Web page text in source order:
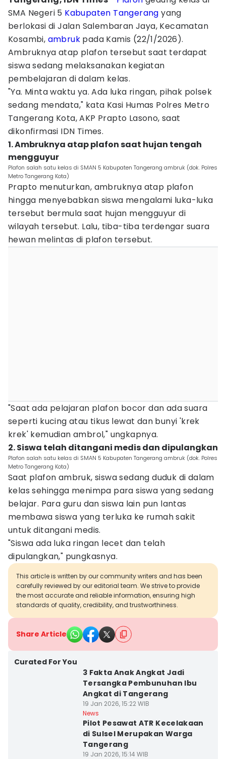
SMA Negeri 5 Kabupaten Tangerang yang
berlokasi di Jalan Salembaran Jaya, Kecamatan
Kosambi, ambruk pada Kamis (22/1/2026).
Ambruknya atap plafon tersebut saat terdapat
siswa sedang melaksanakan kegiatan
pembelajaran di dalam kelas.
"Ya. Minta waktu ya. Ada luka ringan, pihak polsek
sedang mendata," kata Kasi Humas Polres Metro
Tangerang Kota, AKP Prapto Lasono, saat
dikonfirmasi IDN Times.
1. Ambruknya atap plafon saat hujan tengah
mengguyur
Plafon salah satu kelas di SMAN 5 Kabupaten Tangerang ambruk (dok. Polres
Metro Tangerang Kota)
Prapto menuturkan, ambruknya atap plafon
hingga menyebabkan siswa mengalami luka-luka
tersebut bermula saat hujan mengguyur di
wilayah tersebut. Lalu, tiba-tiba terdengar suara
hewan melintas di plafon tersebut.
"Saat ada pelajaran plafon bocor dan ada suara
seperti kucing atau tikus lewat dan bunyi 'krek
krek' kemudian ambrol," ungkapnya.
2. Siswa telah ditangani medis dan dipulangkan
Plafon salah satu kelas di SMAN 5 Kabupaten Tangerang ambruk (dok. Polres
Metro Tangerang Kota)
Saat plafon ambruk, siswa sedang duduk di dalam
kelas sehingga menimpa para siswa yang sedang
belajar. Para guru dan siswa lain pun lantas
membawa siswa yang terluka ke rumah sakit
untuk ditangani medis.
"Siswa ada luka ringan lecet dan telah
dipulangkan," pungkasnya.
This article is written by our community writers and has been
carefully reviewed by our editorial team. We strive to provide
the most accurate and reliable information, ensuring high
standards of quality, credibility, and trustworthiness.
Share Article
Curated For You
3 Fakta Anak Angkat Jadi
Tersangka Pembunuhan Ibu
Angkat di Tangerang
19 Jan 2026, 15:22 WIB
News
Pilot Pesawat ATR Kecelakaan
di Sulsel Merupakan Warga
Tangerang
19 Jan 2026, 15:14 WIB